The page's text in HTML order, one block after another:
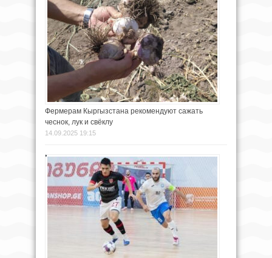
Фермерам Кыргызстана рекомендуют сажать
чеснок, лук и свёклу
14.09.2025 19:15